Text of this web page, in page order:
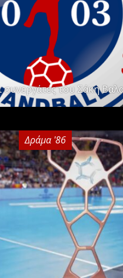
συνεργάτες του Σάκη
Δράμα '86